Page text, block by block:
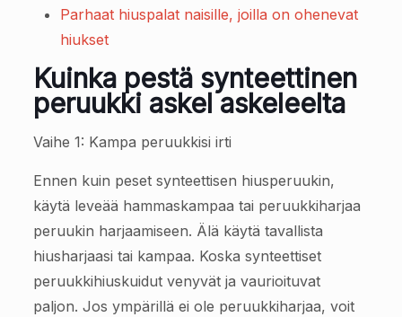
Parhaat hiuspalat naisille, joilla on ohenevat
hiukset
Kuinka pestä synteettinen
peruukki askel askeleelta
Vaihe 1: Kampa peruukkisi irti
Ennen kuin peset synteettisen hiusperuukin,
käytä leveää hammaskampaa tai peruukkiharjaa
peruukin harjaamiseen. Älä käytä tavallista
hiusharjaasi tai kampaa. Koska synteettiset
peruukkihiuskuidut venyvät ja vaurioituvat
paljon. Jos ympärillä ei ole peruukkiharjaa, voit